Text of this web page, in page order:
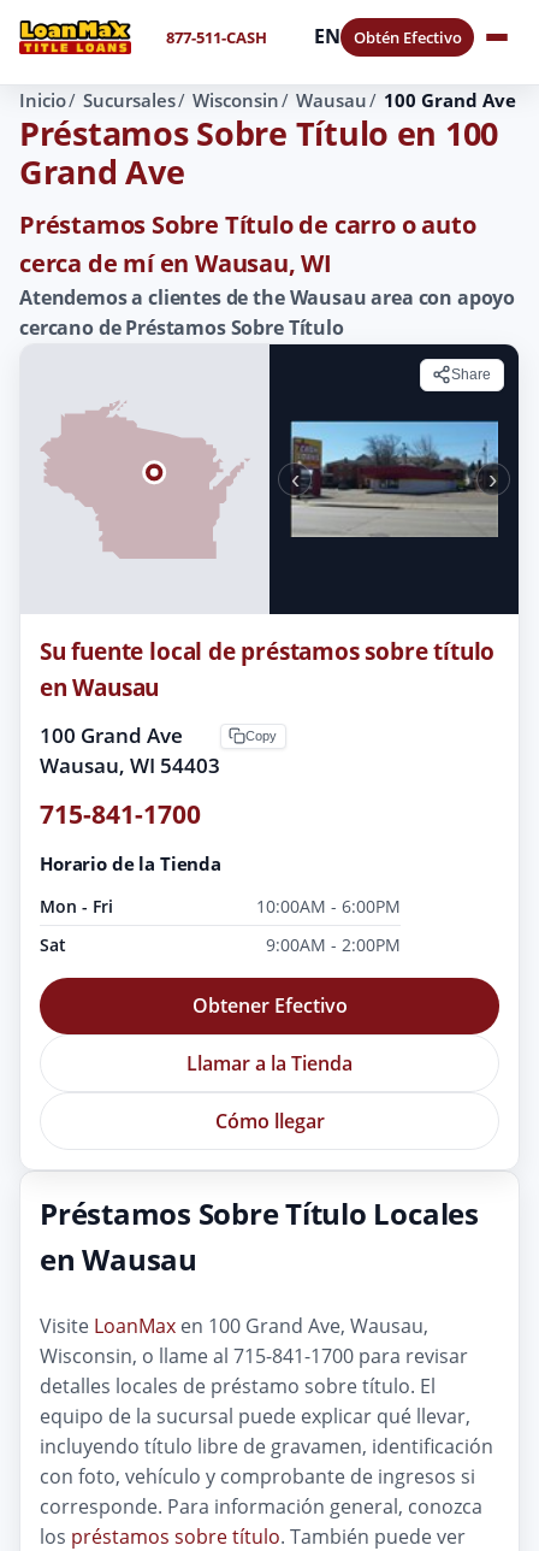
877-511-CASH EN Obtén Efectivo
Inicio Sucursales Wisconsin Wausau 100 Grand Ave
Préstamos Sobre Título en 100
Grand Ave
Préstamos Sobre Título de carro o auto
cerca de mí en Wausau, WI
Atendemos a clientes de the Wausau area con apoyo
cercano de Préstamos Sobre Título
Share
‹ ›
Su fuente local de préstamos sobre título
en Wausau
100 Grand Ave
Wausau, WI 54403
Copy
715-841-1700
Horario de la Tienda
Mon - Fri
10:00AM - 6:00PM
Sat
9:00AM - 2:00PM
Obtener Efectivo
Llamar a la Tienda
Cómo llegar
Préstamos Sobre Título Locales
en Wausau
Visite LoanMax en 100 Grand Ave, Wausau,
Wisconsin, o llame al 715-841-1700 para revisar
detalles locales de préstamo sobre título. El
equipo de la sucursal puede explicar qué llevar,
incluyendo título libre de gravamen, identificación
con foto, vehículo y comprobante de ingresos si
corresponde. Para información general, conozca
los préstamos sobre título. También puede ver